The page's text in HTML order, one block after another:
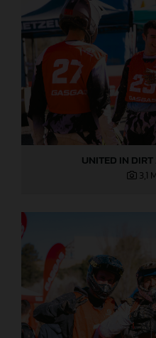
UNITED IN
3,1